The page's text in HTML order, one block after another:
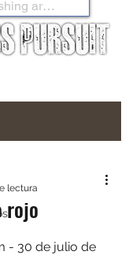
rojo
lectura
estrellas.
- 30 de julio de